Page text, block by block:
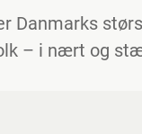
Danmarks
– i nært og